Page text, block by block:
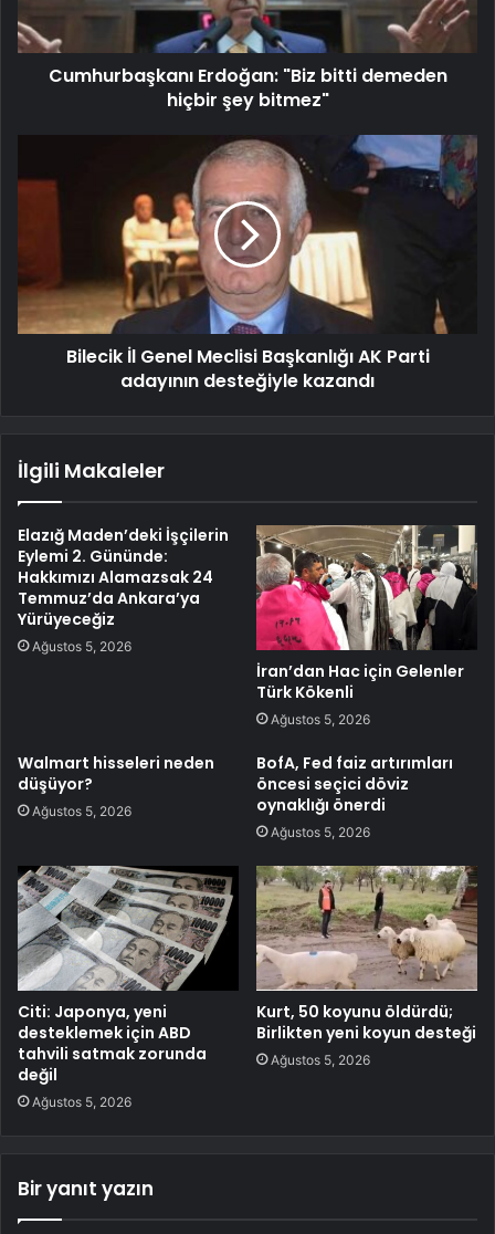
Cumhurbaşkanı Erdoğan: "Biz bitti demeden
hiçbir şey bitmez"
Bilecik İl Genel Meclisi Başkanlığı AK Parti
adayının desteğiyle kazandı
İlgili Makaleler
Elazığ Maden’deki İşçilerin
Eylemi 2. Gününde:
Hakkımızı Alamazsak 24
Temmuz’da Ankara’ya
Yürüyeceğiz
Ağustos 5, 2026
İran’dan Hac için Gelenler
Türk Kökenli
Ağustos 5, 2026
Walmart hisseleri neden
düşüyor?
Ağustos 5, 2026
BofA, Fed faiz artırımları
öncesi seçici döviz
oynaklığı önerdi
Ağustos 5, 2026
Citi: Japonya, yeni
desteklemek için ABD
tahvili satmak zorunda
değil
Ağustos 5, 2026
Kurt, 50 koyunu öldürdü;
Birlikten yeni koyun desteği
Ağustos 5, 2026
Bir yanıt yazın